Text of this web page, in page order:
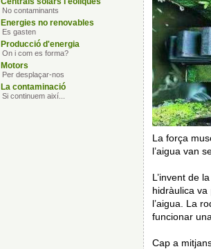
No contaminants
Energies no renovables
Es gasten
Producció d'energia
On i com es forma?
Motors
Per desplaçar-nos
La contaminació
Si continuem així...
La força
l’aigua van
L’invent de
hidràulica va
l’aigua. La
funcionar
Cap a